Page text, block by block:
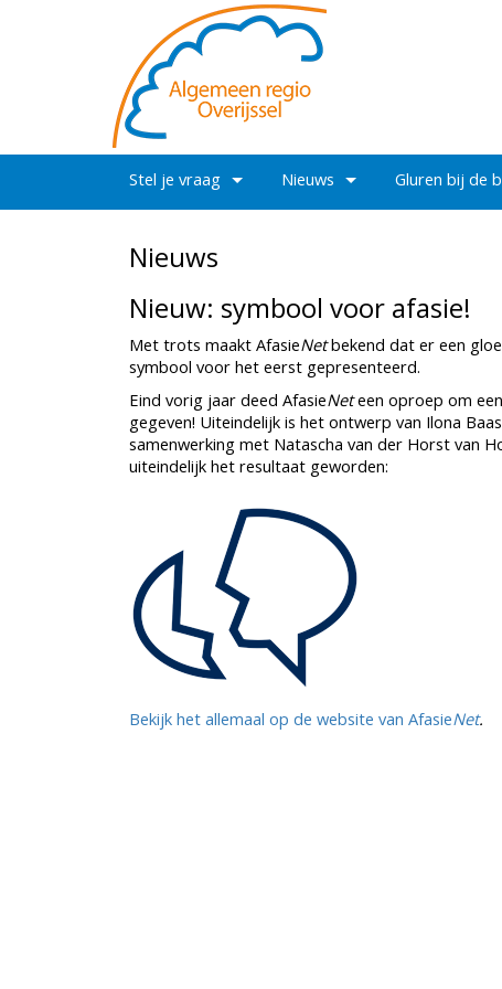
Stel je vraag Nieuws Gluren bij de
Nieuws
Nieuw: symbool voor afasie!
Met trots maakt AfasieNetbekend dat er een
symbool voor het eerst gepresenteerd.
Eind vorig jaar deed AfasieNeteen oproep om
gegeven! Uiteindelijk is het ontwerp van Ilona
samenwerking met Natascha van der Horst van
uiteindelijk het resultaat geworden:
Bekijk het allemaal op de website van AfasieNet.